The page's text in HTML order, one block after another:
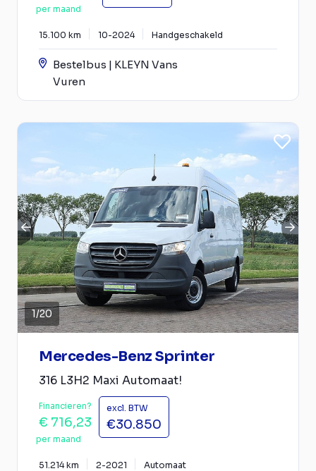
per maand
15.100 km 10-2024 Handgeschakeld
Bestelbus | KLEYN Vans
Vuren
1/20
Mercedes-Benz Sprinter
316 L3H2 Maxi Automaat!
Financieren?
€ 716,23
per maand
excl. BTW
€30.850
51.214 km 2-2021 Automaat